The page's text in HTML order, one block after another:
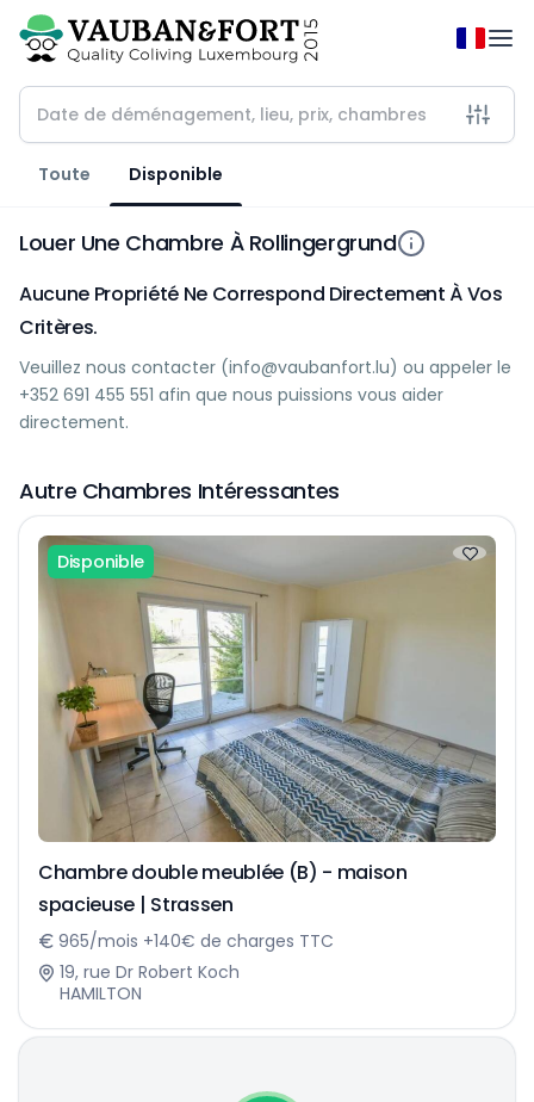
Toute Disponible
Louer Une Chambre À Rollingergrund
Aucune Propriété Ne Correspond Directement À Vos
Critères.
Veuillez nous contacter (info@vaubanfort.lu) ou appeler le
+352 691 455 551 afin que nous puissions vous aider
directement.
Autre Chambres Intéressantes
Disponible
Chambre double meublée (B) - maison
spacieuse | Strassen
965/mois +140€ de charges TTC
19, rue Dr Robert Koch
HAMILTON